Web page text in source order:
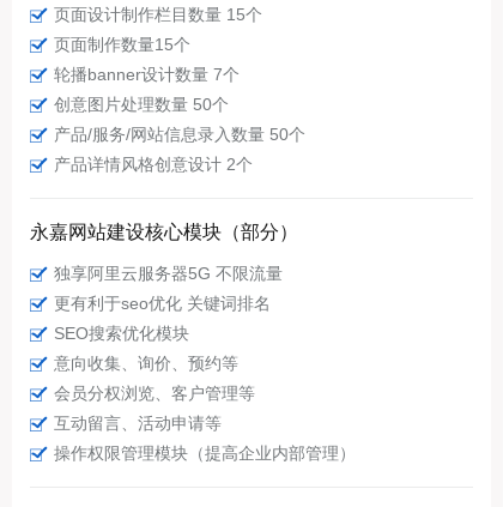
页面设计制作栏目数量 15个
页面制作数量15个
轮播banner设计数量 7个
创意图片处理数量 50个
产品/服务/网站信息录入数量 50个
产品详情风格创意设计 2个
永嘉网站建设核心模块（部分）
独享阿里云服务器5G 不限流量
更有利于seo优化 关键词排名
SEO搜索优化模块
意向收集、询价、预约等
会员分权浏览、客户管理等
互动留言、活动申请等
操作权限管理模块（提高企业内部管理）